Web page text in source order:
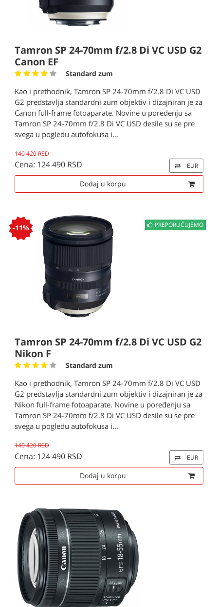
Tamron SP 24-70mm f/2.8 Di VC USD G2
Canon EF
Standard zum
Kao i prethodnik, Tamron SP 24-70mm f/2.8 Di VC USD
G2 predstavlja standardni zum objektiv i dizajniran je za
Canon full-frame fotoaparate. Novine u poređenju sa
Tamron SP 24-70mm f/2.8 Di VC USD desile su se pre
svega u pogledu autofokusa i...
140 420 RSD
Cena: 124 490 RSD EUR
Dodaj u korpu
PREPORUČUJEMO
-11%
Tamron SP 24-70mm f/2.8 Di VC USD G2
Nikon F
Standard zum
Kao i prethodnik, Tamron SP 24-70mm f/2.8 Di VC USD
G2 predstavlja standardni zum objektiv i dizajniran je za
Nikon full-frame fotoaparate. Novine u poređenju sa
Tamron SP 24-70mm f/2.8 Di VC USD desile su se pre
svega u pogledu autofokusa i...
140 420 RSD
Cena: 124 490 RSD EUR
Dodaj u korpu